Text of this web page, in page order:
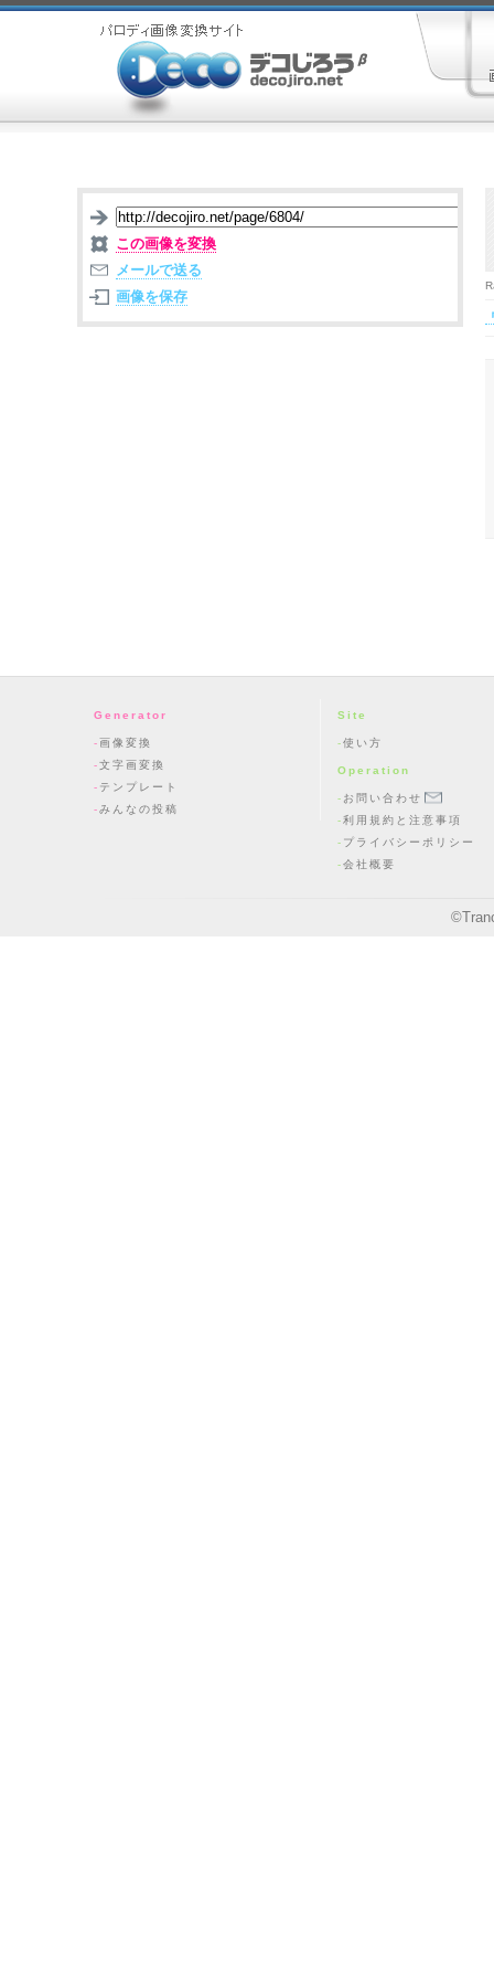
この画像を変換
メールで送る
画像を保存
Generator
画像変換
文字画変換
テンプレート
みんなの投稿
Site
使い方
Operation
お問い合わせ
利用規約と注意事項
プライバシーポリシー
会社概要
©